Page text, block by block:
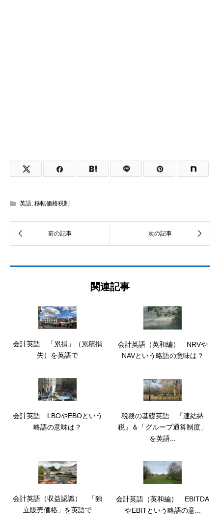
英語, 移転価格税制
関連記事
会計英語 「累損」（累積損
失）を英語で
会計英語（英和編） NRVや
NAVという略語の意味は？
会計英語 LBOやEBOという
略語の意味は？
税務の基礎英語 「連結納
税」＆「グループ通算制度」
を英語...
会計英語（収益認識） 「独
立販売価格」を英語で
会計英語（英和編） EBITDA
やEBITという略語の意...